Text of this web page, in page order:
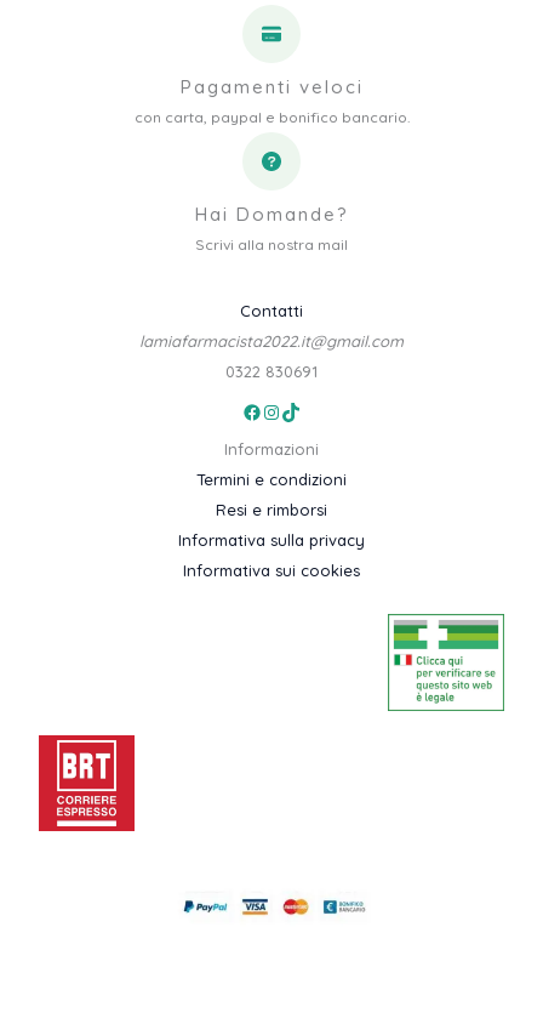
Pagamenti veloci
con carta, paypal e bonifico bancario.
Hai Domande?
Scrivi alla nostra mail
Contatti
lamiafarmacista2022.it@gmail.com
0322 830691
Facebook
Instagram
TikTok
Informazioni
Termini e condizioni
Resi e rimborsi
Informativa sulla privacy
Informativa sui cookies